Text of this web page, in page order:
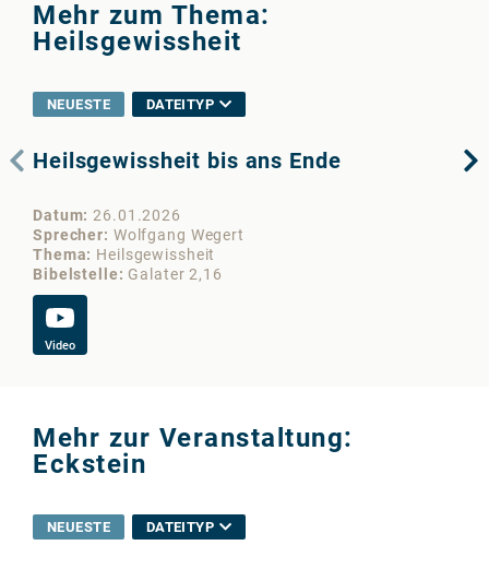
Mehr zum Thema:
Heilsgewissheit
NEUESTE DATEITYP
Heilsgewissheit bis ans Ende
Datum 26.01.2026
Sprecher
Wolfgang Wegert
Thema
Heilsgewissheit
Bibelstelle
Galater 2,16
Video
Mehr zur Veranstaltung:
Eckstein
NEUESTE DATEITYP